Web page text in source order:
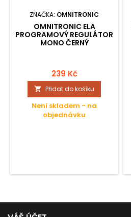
ZNAČKA: OMNITRONIC
OMNITRONIC ELA
PROGRAMOVÝ REGULÁTOR
MONO ČERNÝ
239 Kč
 Přidat do košíku
Není skladem - na
objednávku